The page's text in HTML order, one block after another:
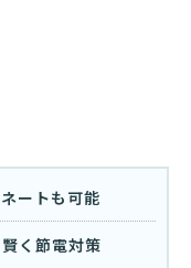
ートも可能
く節電対策